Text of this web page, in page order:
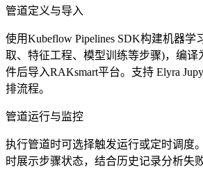
管道定义与导入
使用Kubeflow Pipelines SDK构建机器学
取、特征工程、模型训练等步骤)，编译
件后导入RAKsmart平台。支持 Elyra
排流程。
管道运行与监控
执行管道时可选择触发运行或定时调度
时展示步骤状态，结合历史记录分析失